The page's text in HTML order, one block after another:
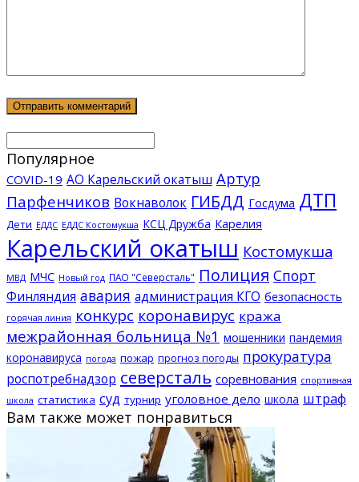
Популярное
COVID-19 АО Карельский окатыш Артур
Парфенчиков Вокнаволок ГИБДД Госдума ДТП
Дети ЕДДС ЕДДС Костомукша КСЦ Дружба Карелия
Карельский окатыш Костомукша
МВД МЧС Новый год ПАО "Северсталь" Полиция Спорт
Финляндия авария администрация КГО безопасность
горячая линия конкурс коронавирус кража
межрайонная больница №1 мошенники пандемия
коронавируса погода пожар прогноз погоды прокуратура
роспотребнадзор северсталь соревнования спортивная
школа статистика суд турнир уголовное дело школа штраф
Вам также может понравиться